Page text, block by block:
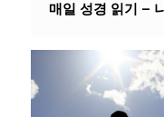
매일 성경 읽기 –